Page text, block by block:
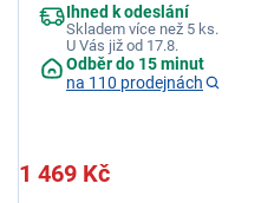
Ihned k odeslání
Skladem více než 5 ks.
U Vás již od 17.8.
Odběr do 15 minut
na 110 prodejnách
1 469 Kč